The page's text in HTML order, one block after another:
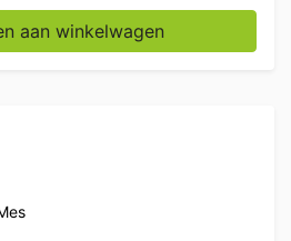
aan winkelwagen